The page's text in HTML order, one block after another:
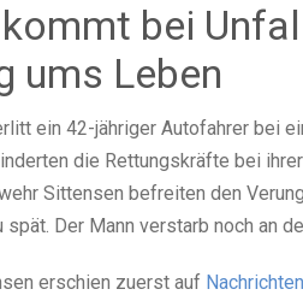
bei
ums Leben
ein 42-jähriger Autofahrer bei
die Rettungskräfte bei
Sittensen befreiten den
Der Mann verstarb noch an
erschien zuerst auf Nachrichten